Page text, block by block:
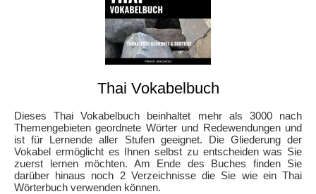
Thai Vokabelbuch
Dieses Thai Vokabelbuch beinhaltet mehr als 3000 nach
Themengebieten geordnete Wörter und Redewendungen und
ist für Lernende aller Stufen geeignet. Die Gliederung der
Vokabel ermöglicht es Ihnen selbst zu entscheiden was Sie
zuerst lernen möchten. Am Ende des Buches finden Sie
darüber hinaus noch 2 Verzeichnisse die Sie wie ein Thai
Wörterbuch verwenden können.